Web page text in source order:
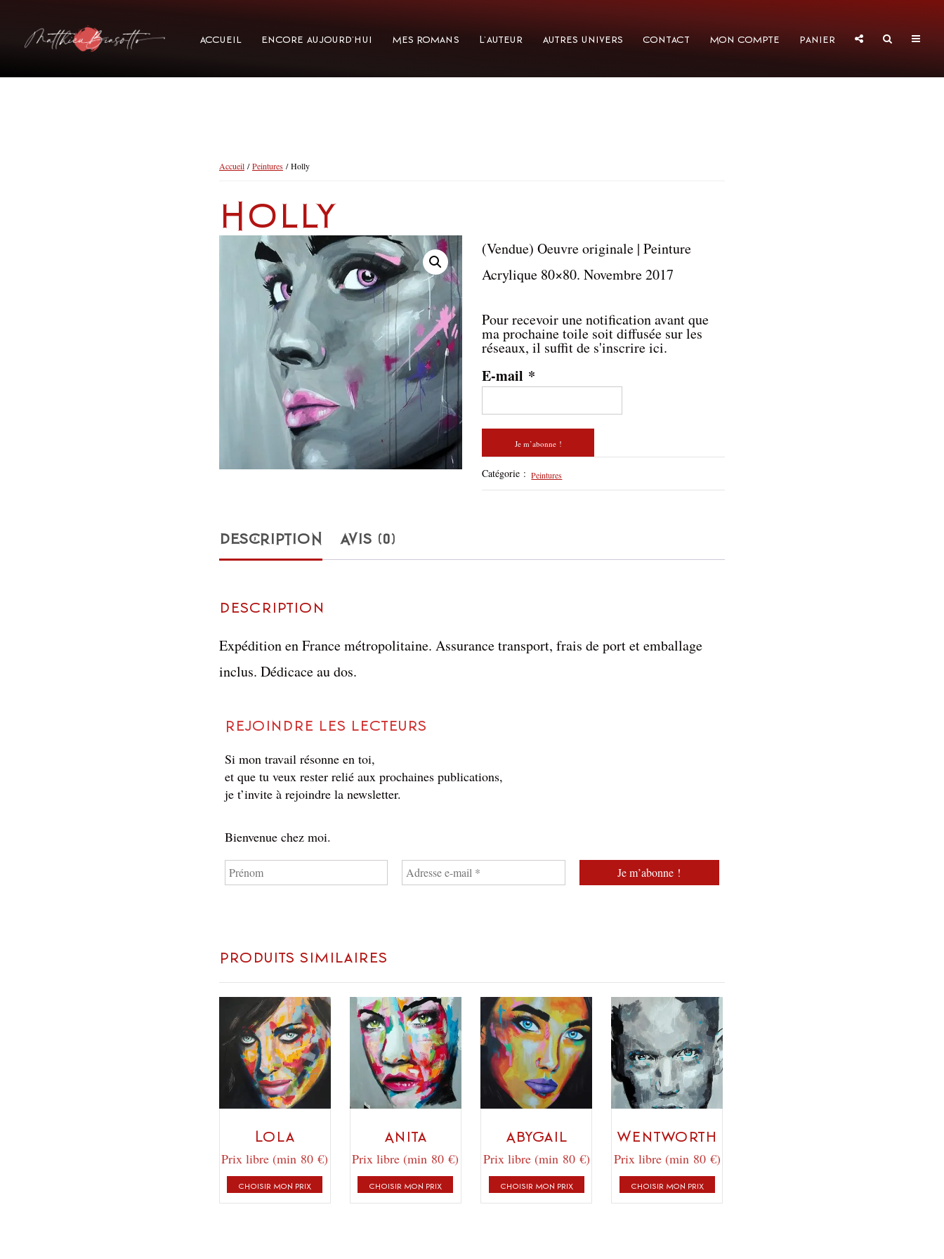
Accueil Encore aujourd’hui Mes Romans L’auteur Autres Univers Contact Mon compte Panier
Accueil /Peintures / Holly
Holly
(Vendue) Oeuvre originale | Peinture
Acrylique 80×80. Novembre 2017
Pour recevoir une notification avant que
ma prochaine toile soit diffusée sur les
réseaux, il suffit de s'inscrire ici.
E-mail *
Catégorie : Peintures
DESCRIPTION AVIS (0)
Description
Expédition en France métropolitaine. Assurance transport, frais de port et emballage
inclus. Dédicace au dos.
Rejoindre les lecteurs
Si mon travail résonne en toi,
et que tu veux rester relié aux prochaines publications,
je t’invite à rejoindre la newsletter.
Bienvenue chez moi.
Produits similaires
Lola
Prix libre (min 80 €)
CHOISIR MON PRIX
Anita
Prix libre (min 80 €)
CHOISIR MON PRIX
Abygail
Prix libre (min 80 €)
CHOISIR MON PRIX
Wentworth
Prix libre (min 80 €)
CHOISIR MON PRIX